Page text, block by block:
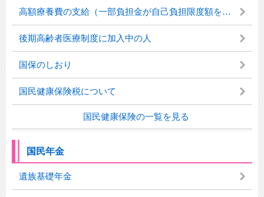
高額療養費の支給（一部負担金が自己負担限度額を超えたとき）
後期高齢者医療制度に加入中の人
国保のしおり
国民健康保険税について
国民健康保険の一覧を見る
国民年金
遺族基礎年金